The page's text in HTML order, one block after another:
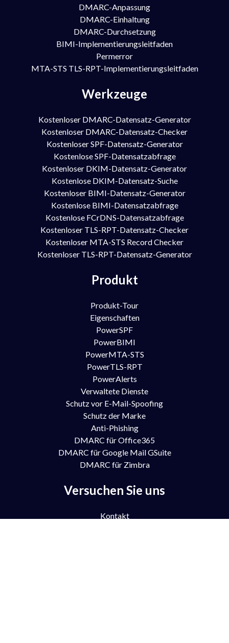
DMARC-Anpassung
DMARC-Einhaltung
DMARC-Durchsetzung
BIMI-Implementierungsleitfaden
Permerror
MTA-STS TLS-RPT-Implementierungsleitfaden
Werkzeuge
Kostenloser DMARC-Datensatz-Generator
Kostenloser DMARC-Datensatz-Checker
Kostenloser SPF-Datensatz-Generator
Kostenlose SPF-Datensatzabfrage
Kostenloser DKIM-Datensatz-Generator
Kostenlose DKIM-Datensatz-Suche
Kostenloser BIMI-Datensatz-Generator
Kostenlose BIMI-Datensatzabfrage
Kostenlose FCrDNS-Datensatzabfrage
Kostenloser TLS-RPT-Datensatz-Checker
Kostenloser MTA-STS Record Checker
Kostenloser TLS-RPT-Datensatz-Generator
Produkt
Produkt-Tour
Eigenschaften
PowerSPF
PowerBIMI
PowerMTA-STS
PowerTLS-RPT
PowerAlerts
Verwaltete Dienste
Schutz vor E-Mail-Spoofing
Schutz der Marke
Anti-Phishing
DMARC für Office365
DMARC für Google Mail GSuite
DMARC für Zimbra
Versuchen Sie uns
Kontakt